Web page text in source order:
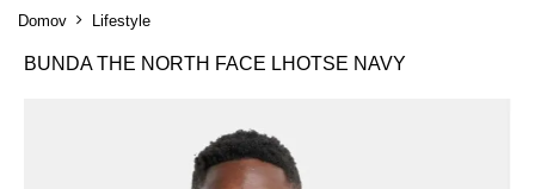
Domov Lifestyle
BUNDA THE NORTH FACE LHOTSE NAVY